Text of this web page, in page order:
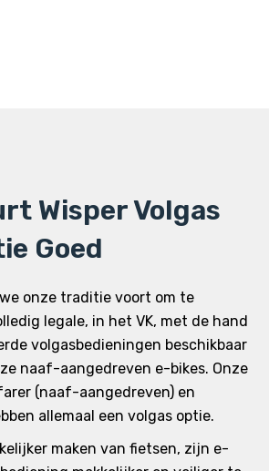
Wisper Volgas
Goed
onze traditie voort om te
legale, in het VK, met de hand
volgasbedieningen beschikbaar
naaf-aangedreven e-bikes. Onze
(naaf-aangedreven) en
allemaal een volgas optie.
maken van fietsen, zijn e-